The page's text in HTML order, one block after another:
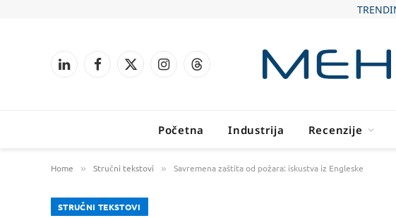
LinkedInFacebook
X
InstagramThreads
Početna Industrija Recenzije
Home » Stručni tekstovi » Savremena zaštita od požara: iskustva iz Engleske
STRUČNI TEKSTOVI